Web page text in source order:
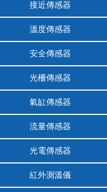
接近傳感器
溫度傳感器
安全傳感器
光柵傳感器
氣缸傳感器
流量傳感器
光電傳感器
紅外測溫儀